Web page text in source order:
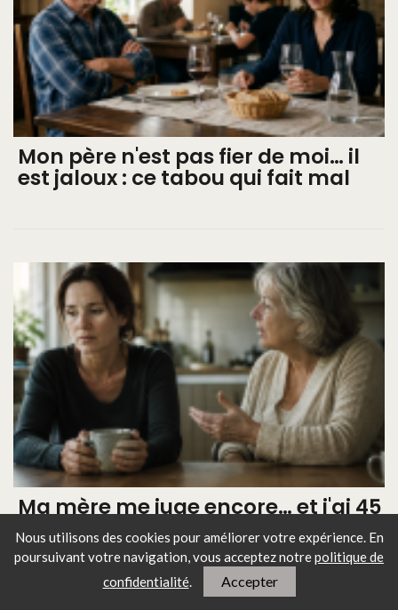
Nous utilisons des cookies pour améliorer votre expérience. En
poursuivant votre navigation, vous acceptez notrepolitique de
confidentialité. Accepter
Mon père n'est pas fier de moi… il
est jaloux : ce tabou qui fait mal
Ma mère me juge encore… et j'ai 45
ans : ce lien qui ne guérit pas